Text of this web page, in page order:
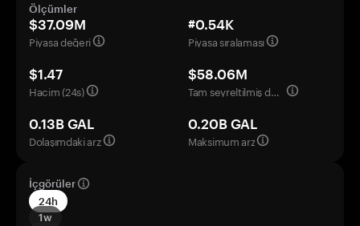
Ölçümler
$37.09M
Piyasa değeri
#0.54K
Piyasa sıralaması
$1.47
Hacim (24s)
$58.06M
Tam seyreltilmiş değerleme
0.13B GAL
Dolaşımdaki arz
0.20B GAL
Maksimum arz
İçgörüler
24h
1w